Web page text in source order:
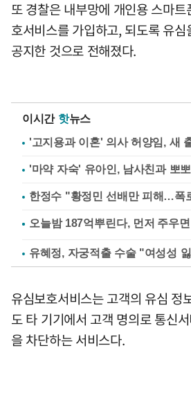
또 경찰은 내부망에 개인용 스마
호서비스를 가입하고, 되도록 유
공지한 것으로 전해졌다.
이시간 핫뉴스
'고지용과 이혼' 의사 허양임, 새
'마약 자숙' 유아인, 남사친과 뽀
한정수 "황정민 선배만 피해…폭
유혜정, 자궁적출 수술 "여성성
유심보호서비스는 고객의 유심 정
도 타 기기에서 고객 명의로 통신
을 차단하는 서비스다.